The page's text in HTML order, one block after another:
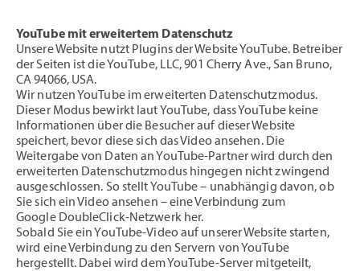
YouTube mit erweitertem Datenschutz
Unsere Website nutzt Plugins der Website YouTube. Betreiber
der Seiten ist die YouTube, LLC, 901 Cherry Ave., San Bruno,
CA 94066, USA.
Wir nutzen YouTube im erweiterten Datenschutzmodus.
Dieser Modus bewirkt laut YouTube, dass YouTube keine
Informationen über die Besucher auf dieser Website
speichert, bevor diese sich das Video ansehen. Die
Weitergabe von Daten an YouTube-Partner wird durch den
erweiterten Datenschutzmodus hingegen nicht zwingend
ausgeschlossen. So stellt YouTube – unabhängig davon, ob
Sie sich ein Video ansehen – eine Verbindung zum
Google DoubleClick-Netzwerk her.
Sobald Sie ein YouTube-Video auf unserer Website starten,
wird eine Verbindung zu den Servern von YouTube
hergestellt. Dabei wird dem YouTube-Server mitgeteilt,